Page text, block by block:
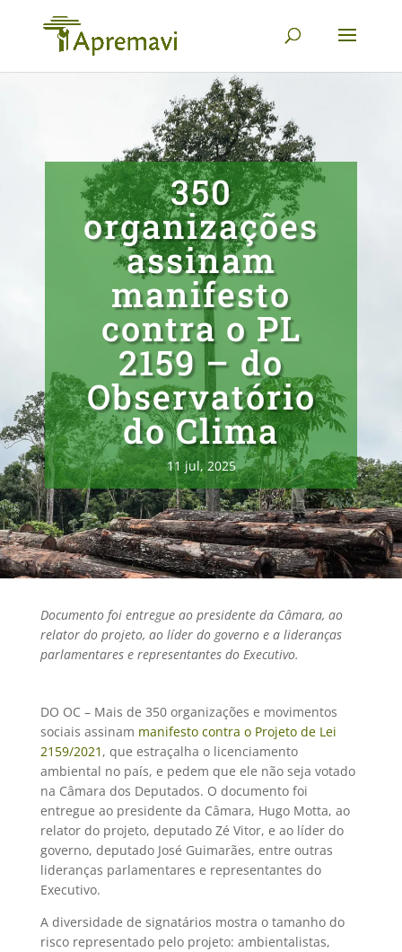
350
organizações
assinam
manifesto
contra o PL
2159 – do
Observatório
do Clima
11 jul, 2025
Documento foi entregue ao presidente da Câmara, ao
relator do projeto, ao líder do governo e a lideranças
parlamentares e representantes do Executivo.
DO OC – Mais de 350 organizações e movimentos
sociais assinam manifesto contra o Projeto de Lei
2159/2021 , que estraçalha o licenciamento
ambiental no país, e pedem que ele não seja votado
na Câmara dos Deputados. O documento foi
entregue ao presidente da Câmara, Hugo Motta, ao
relator do projeto, deputado Zé Vitor, e ao líder do
governo, deputado José Guimarães, entre outras
lideranças parlamentares e representantes do
Executivo.
A diversidade de signatários mostra o tamanho do
risco representado pelo projeto: ambientalistas,